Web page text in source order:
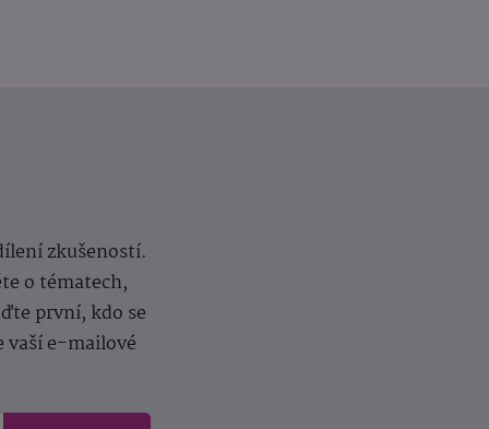
zkušeností.
o tématech,
první, kdo se
vaší e-mailové